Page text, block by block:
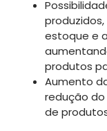
estoque e
produtos
Aumento
redução
de